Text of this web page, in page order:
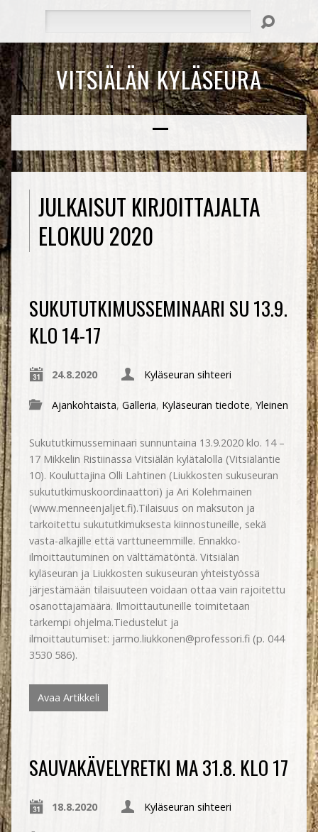
VITSIÄLÄN KYLÄSEURA
JULKAISUT KIRJOITTAJALTA
ELOKUU 2020
SUKUTUTKIMUSSEMINAARI SU 13.9.
KLO 14-17
24.8.2020 Kyläseuran sihteeri
Ajankohtaista, Galleria, Kyläseuran tiedote, Yleinen
Sukututkimusseminaari sunnuntaina 13.9.2020 klo. 14 –
17 Mikkelin Ristiinassa Vitsiälän kylätalolla (Vitsiäläntie
10). Kouluttajina Olli Lahtinen (Liukkosten sukuseuran
sukututkimuskoordinaattori) ja Ari Kolehmainen
(www.menneenjaljet.fi).Tilaisuus on maksuton ja
tarkoitettu sukututkimuksesta kiinnostuneille, sekä
vasta-alkajille että varttuneemmille. Ennakko-
ilmoittautuminen on välttämätöntä. Vitsiälän
kyläseuran ja Liukkosten sukuseuran yhteistyössä
järjestämään tilaisuuteen voidaan ottaa vain rajoitettu
osanottajamäärä. Ilmoittautuneille toimitetaan
tarkempi ohjelma.Tiedustelut ja
ilmoittautumiset: jarmo.liukkonen@professori.fi (p. 044
3530 586).
Avaa Artikkeli
SAUVAKÄVELYRETKI MA 31.8. KLO 17
18.8.2020 Kyläseuran sihteeri